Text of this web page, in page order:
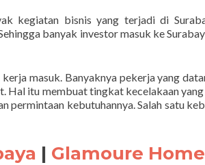
kegiatan bisnis yang terjadi di
banyak investor masuk ke
masuk. Banyaknya pekerja yang
Hal itu membuat tingkat kecelakaan
kebutuhannya. Salah satu
| Glamoure Home